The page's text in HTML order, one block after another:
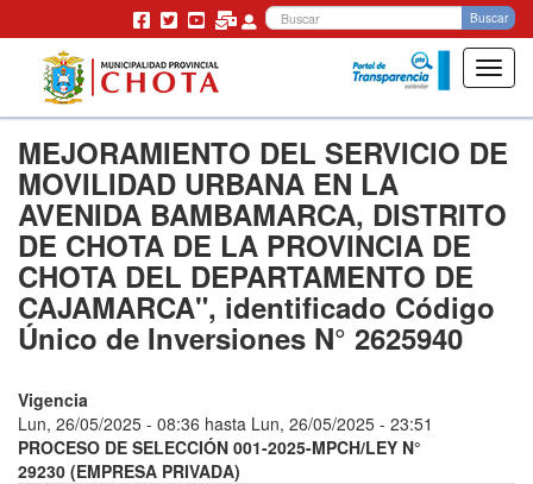
Pasar
contenido
principal
Buscar
MEJORAMIENTO DEL SERVICIO DE
MOVILIDAD URBANA EN LA
AVENIDA BAMBAMARCA, DISTRITO
DE CHOTA DE LA PROVINCIA DE
CHOTA DEL DEPARTAMENTO DE
CAJAMARCA", identificado Código
Único de Inversiones N° 2625940
Vigencia
Lun, 26/05/2025 - 08:36 hasta Lun, 26/05/2025 - 23:51
PROCESO DE SELECCIÓN 001-2025-MPCH/LEY N°
29230 (EMPRESA PRIVADA)